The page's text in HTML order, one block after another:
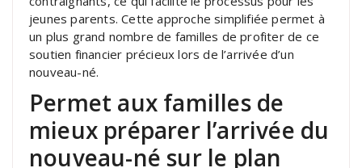
jeunes parents. Cette approche simplifiée permet à
un plus grand nombre de familles de profiter de ce
soutien financier précieux lors de l’arrivée d’un
nouveau-né.
Permet aux familles de
mieux préparer l’arrivée du
nouveau-né sur le plan